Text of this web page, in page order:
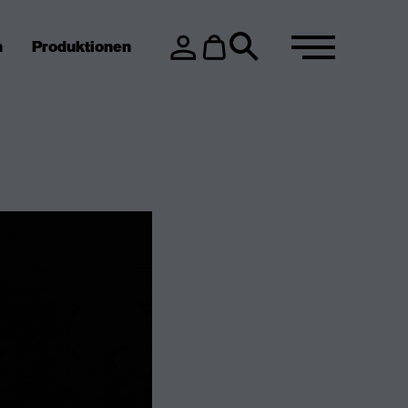
Produktionen